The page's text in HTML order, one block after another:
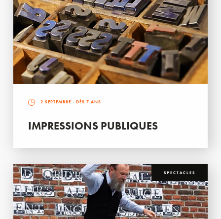
2 SEPTEMBRE - DÈS 7 ANS
IMPRESSIONS PUBLIQUES
SPECTACLES